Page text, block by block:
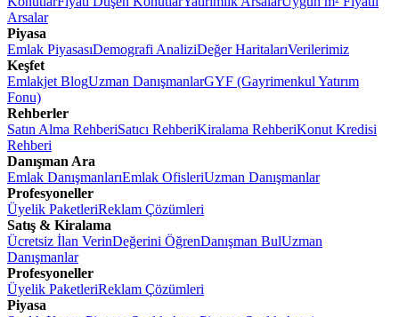
Arsalar
Piyasa
Emlak PiyasasıDemografi AnaliziDeğer HaritalarıVerilerimiz
Keşfet
Emlakjet BlogUzman DanışmanlarGYF (Gayrimenkul Yatırım
Fonu)
Rehberler
Satın Alma RehberiSatıcı RehberiKiralama RehberiKonut Kredisi
Rehberi
Danışman Ara
Emlak DanışmanlarıEmlak OfisleriUzman Danışmanlar
Profesyoneller
Üyelik PaketleriReklam Çözümleri
Satış & Kiralama
Ücretsiz İlan VerinDeğerini ÖğrenDanışman BulUzman
Danışmanlar
Profesyoneller
Üyelik PaketleriReklam Çözümleri
Piyasa